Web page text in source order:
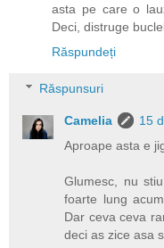
asta pe care o
Deci, distruge
Răspundeți
Răspunsuri
Camelia
15
Aproape asta e
Glumesc, nu
foarte lung
Dar ceva ceva
deci as zice asa